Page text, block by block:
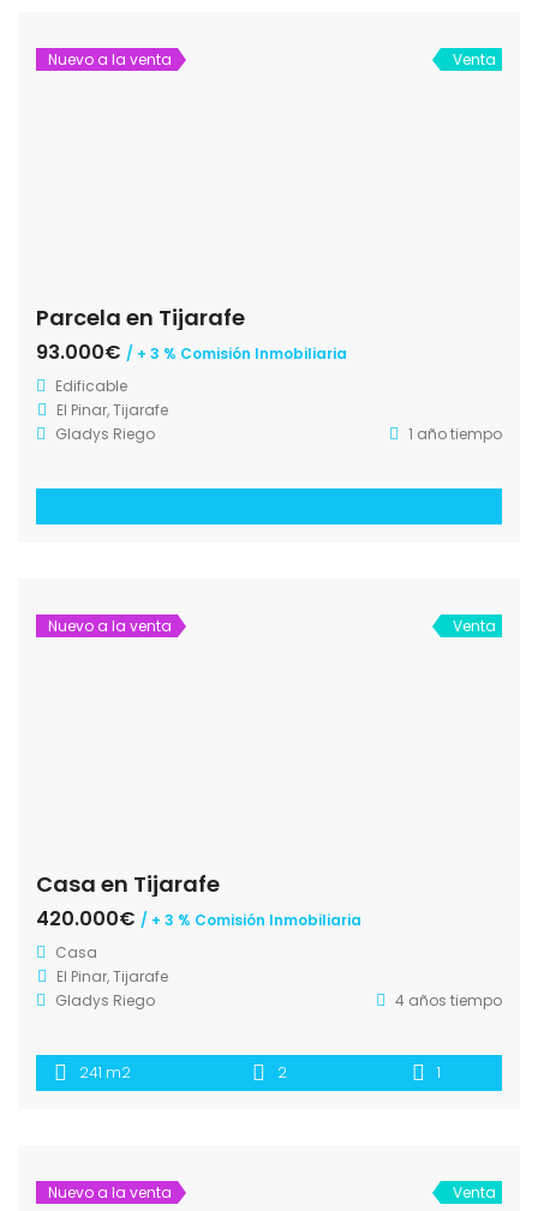
Nuevo a la venta Venta
Parcela en Tijarafe
93.000€ / + 3 % Comisión Inmobiliaria
Edificable
El Pinar, Tijarafe
Gladys Riego
1 año tiempo
Nuevo a la venta Venta
Casa en Tijarafe
420.000€ / + 3 % Comisión Inmobiliaria
Casa
El Pinar, Tijarafe
Gladys Riego
4 años tiempo
241 m2 2 1
Nuevo a la venta Venta